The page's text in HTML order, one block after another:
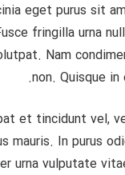
eget purus sit
fringilla urna
Nam
non. Quisque
et tincidunt vel,
mauris. In purus
urna vulputate